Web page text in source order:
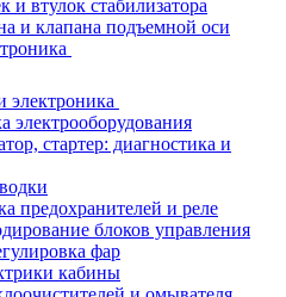
и втулок стабилизатора
и клапана подъемной оси
электроника
электрооборудования
стартер: диагностика и
предохранителей и реле
блоков управления
фар
кабины